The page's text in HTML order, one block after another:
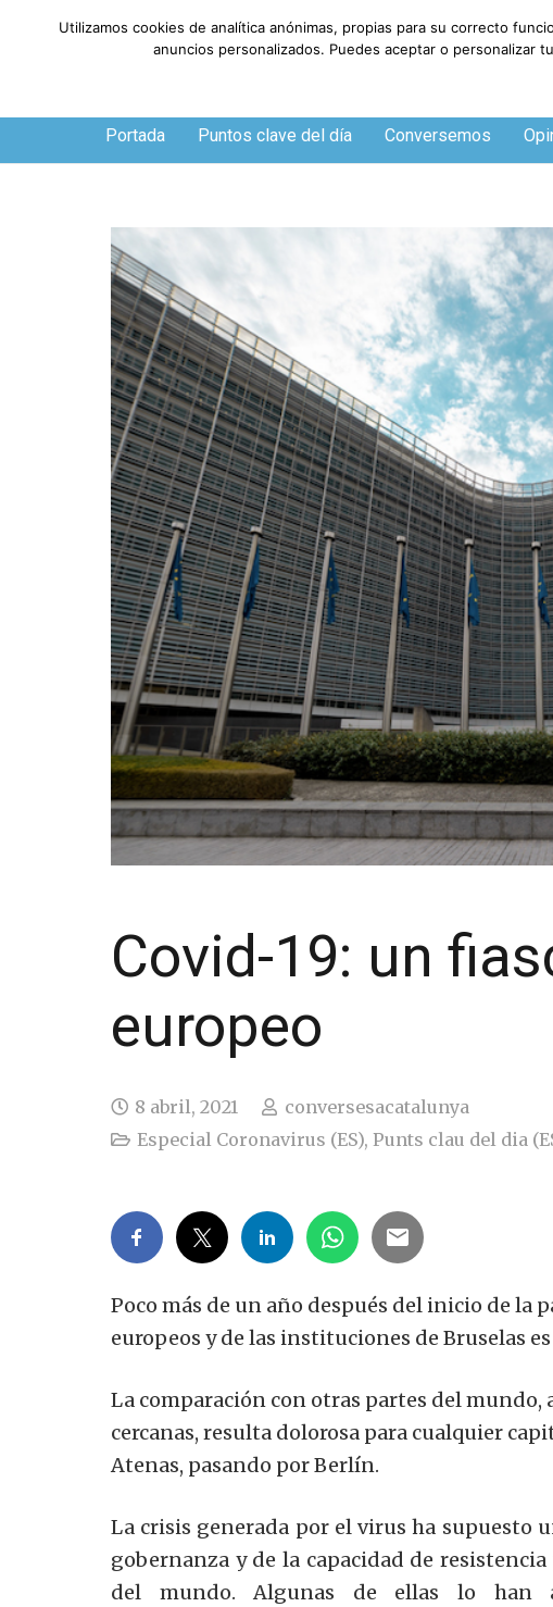
Viernes, 7 de agosto de 2026
Portada Puntos clave del día Conversemos
Covid-19: un
europeo
8 abril, 2021
conversesacatalunya
Especial Coronavirus (ES),Punts clau del dia
Poco más de un año después del inicio de la
europeos y de las instituciones de Bruselas
La comparación con otras partes del mundo,
cercanas, resulta dolorosa para cualquier
Atenas, pasando por Berlín.
La crisis generada por el virus ha supuesto
gobernanza y de la capacidad de
del mundo. Algunas de ellas lo han
Utilizamos cookies de analítica anónimas, propias para su correcto
anuncios personalizados. Puedes aceptar o personalizar